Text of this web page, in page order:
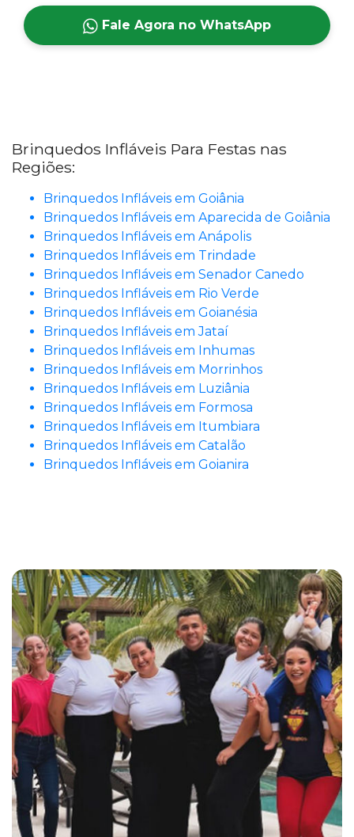
Fale Agora no WhatsApp
Brinquedos Infláveis Para Festas nas
Regiões:
Brinquedos Infláveis em Goiânia
Brinquedos Infláveis em Aparecida de Goiânia
Brinquedos Infláveis em Anápolis
Brinquedos Infláveis em Trindade
Brinquedos Infláveis em Senador Canedo
Brinquedos Infláveis em Rio Verde
Brinquedos Infláveis em Goianésia
Brinquedos Infláveis em Jataí
Brinquedos Infláveis em Inhumas
Brinquedos Infláveis em Morrinhos
Brinquedos Infláveis em Luziânia
Brinquedos Infláveis em Formosa
Brinquedos Infláveis em Itumbiara
Brinquedos Infláveis em Catalão
Brinquedos Infláveis em Goianira